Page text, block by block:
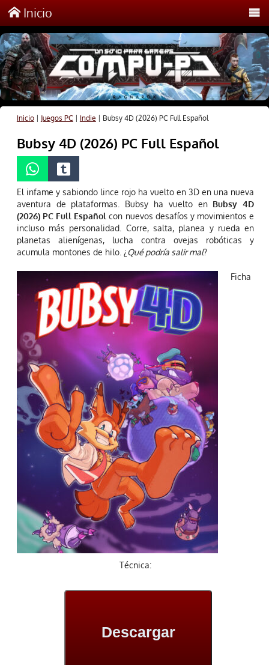
Inicio
Inicio| Juegos PC Indie Bubsy 4D (2026) PC Full Español
Bubsy 4D (2026) PC Full Español
El infame y sabiondo lince rojo ha vuelto en 3D en una nueva
aventura de plataformas. Bubsy ha vuelto en Bubsy 4D
(2026) PC Full Español con nuevos desafíos y movimientos e
incluso más personalidad. Corre, salta, planea y rueda en
planetas alienígenas, lucha contra ovejas robóticas y
acumula montones de hilo. ¿Qué podría salir mal?
Ficha
Técnica:
Descargar